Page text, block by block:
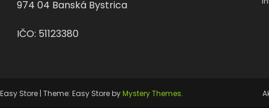
974 04 Banská Bystrica
IČO: 51123380
Easy Store | Theme: Easy Store byMystery Themes.